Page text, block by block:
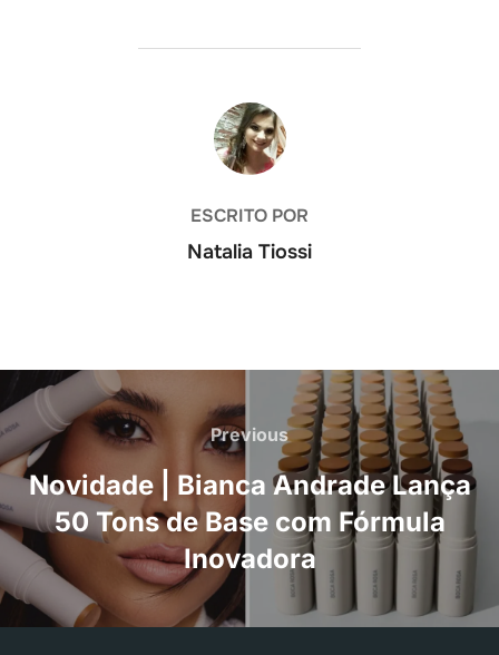
AUTOR DO POST
ESCRITO POR
Natalia Tiossi
Navegação
de
Post
Previous
Previous
Novidade | Bianca Andrade Lança
50 Tons de Base com Fórmula
Inovadora